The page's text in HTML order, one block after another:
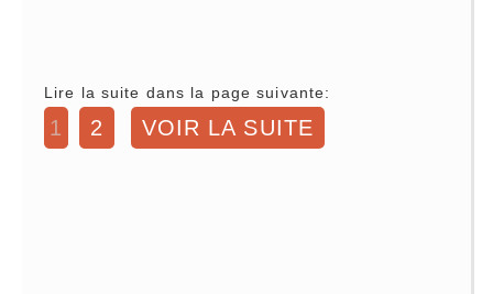
Lire la suite dans la page suivante:
1 2 VOIR LA SUITE